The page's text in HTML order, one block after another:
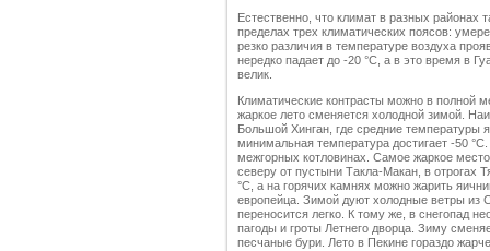
Естественно, что климат в разных районах
пределах трех климатических поясов:
резко различия в температуре воздуха
нередко падает до -20 °C, а в это время в
велик.
Климатические контрасты можно в полной
жаркое лето сменяется холодной зимой.
Большой Хинган, где средние температуры
минимальная температура достигает -50
межгорных котловинах. Самое жаркое
северу от пустыни Такла-Макан, в отрогах
°C, а на горячих камнях можно жарить
европейца. Зимой дуют холодные ветры из
переносится легко. К тому же, в снегопад
пагоды и гроты Летнего дворца. Зиму
песчаные бури. Лето в Пекине гораздо